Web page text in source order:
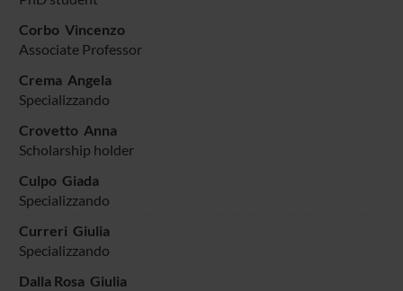
Corbo Vincenzo
Associate Professor
Crema Angela
Specializzando
Crovetto Anna
Scholarship holder
Culpo Giada
Specializzando
Curreri Giulia
Specializzando
Dalla Rosa Giulia